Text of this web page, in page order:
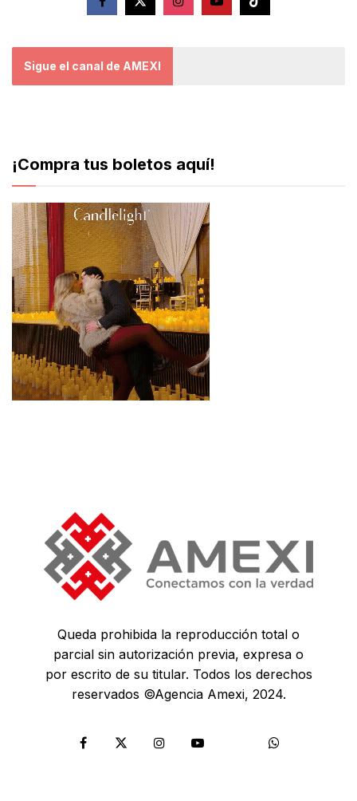
Sigue el canal de AMEXI
¡Compra tus boletos aquí!
Queda prohibida la reproducción total o
parcial sin autorización previa, expresa o
por escrito de su titular. Todos los derechos
reservados ©Agencia Amexi, 2024.